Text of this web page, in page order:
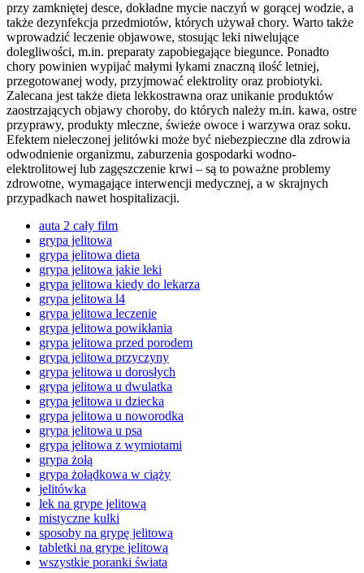
przy zamkniętej desce, dokładne mycie naczyń w gorącej wodzie, a
także dezynfekcja przedmiotów, których używał chory. Warto także
wprowadzić leczenie objawowe, stosując leki niwelujące
dolegliwości, m.in. preparaty zapobiegające biegunce. Ponadto
chory powinien wypijać małymi łykami znaczną ilość letniej,
przegotowanej wody, przyjmować elektrolity oraz probiotyki.
Zalecana jest także dieta lekkostrawna oraz unikanie produktów
zaostrzających objawy choroby, do których należy m.in. kawa, ostre
przyprawy, produkty mleczne, świeże owoce i warzywa oraz soku.
Efektem nieleczonej jelitówki może być niebezpieczne dla zdrowia
odwodnienie organizmu, zaburzenia gospodarki wodno-
elektrolitowej lub zagęszczenie krwi – są to poważne problemy
zdrowotne, wymagające interwencji medycznej, a w skrajnych
przypadkach nawet hospitalizacji.
auta 2 cały film
grypa jelitowa
grypa jelitowa dieta
grypa jelitowa jakie leki
grypa jelitowa kiedy do lekarza
grypa jelitowa l4
grypa jelitowa leczenie
grypa jelitowa powikłania
grypa jelitowa przed porodem
grypa jelitowa przyczyny
grypa jelitowa u dorosłych
grypa jelitowa u dwulatka
grypa jelitowa u dziecka
grypa jelitowa u noworodka
grypa jelitowa u psa
grypa jelitowa z wymiotami
grypa żołą
grypa żołądkowa w ciąży
jelitówka
lek na grype jelitową
mistyczne kulki
sposoby na grypę jelitową
tabletki na grype jelitową
wszystkie poranki świata